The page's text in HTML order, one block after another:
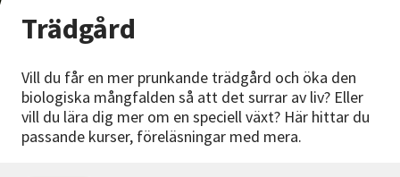
Lyssna
Trädgård
Vill du får en mer prunkande trädgård och öka den
biologiska mångfalden så att det surrar av liv? Eller
vill du lära dig mer om en speciell växt? Här hittar du
passande kurser, föreläsningar med mera.